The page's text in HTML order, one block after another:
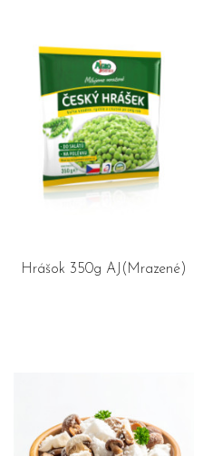
Hrášok 350g AJ(Mrazené)